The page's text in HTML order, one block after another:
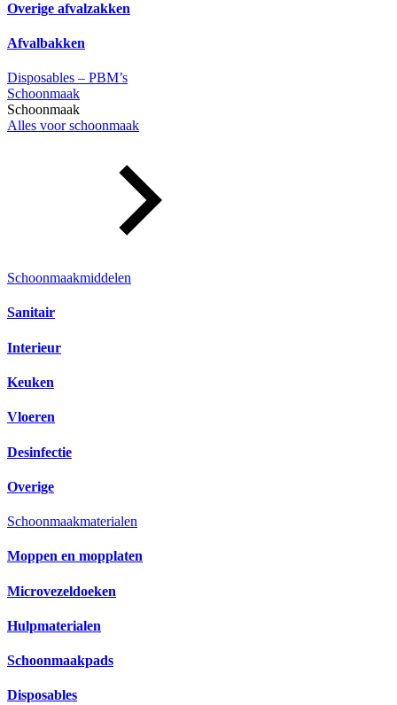
Overige afvalzakken
Afvalbakken
Disposables – PBM’s
Schoonmaak
Schoonmaak
Alles voor schoonmaak
Schoonmaakmiddelen
Sanitair
Interieur
Keuken
Vloeren
Desinfectie
Overige
Schoonmaakmaterialen
Moppen en mopplaten
Microvezeldoeken
Hulpmaterialen
Schoonmaakpads
Disposables